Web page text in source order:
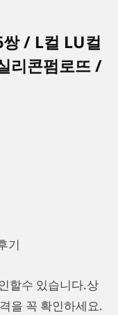
/ L컬 LU컬
리콘펌로뜨 /
기
할수 있습니다.상
을 꼭 확인하세요.